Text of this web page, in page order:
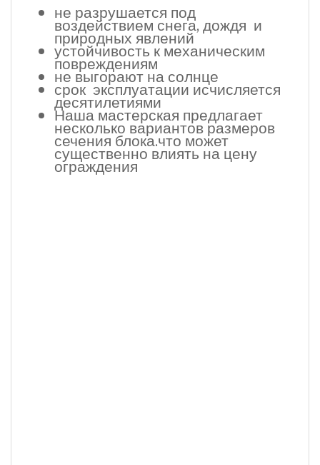
не разрушается под
воздействием снега, дождя и
природных явлений
устойчивость к механическим
повреждениям
не выгорают на солнце
срок эксплуатации исчисляется
десятилетиями
Наша мастерская предлагает
несколько вариантов размеров
сечения блока.что может
существенно влиять на цену
ограждения